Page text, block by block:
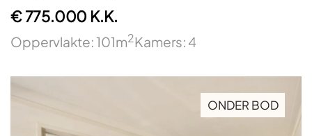
€ 775.000 K.K.
Oppervlakte: 101m2Kamers: 4
ONDER BOD